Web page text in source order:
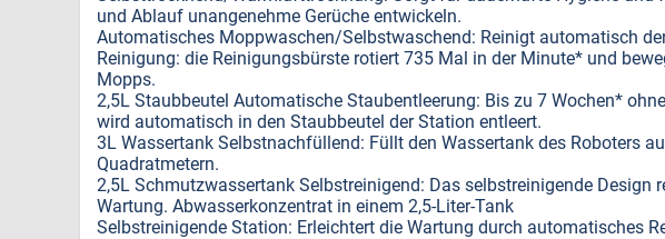
und Ablauf unangenehme Gerüche entwickeln.
Automatisches Moppwaschen/Selbstwaschend: Reinigt automatisch
Reinigung: die Reinigungsbürste rotiert 735 Mal in der Minute* und
Mopps.
2,5L Staubbeutel Automatische Staubentleerung: Bis zu 7 Wochen*
wird automatisch in den Staubbeutel der Station entleert.
3L Wassertank​ Selbstnachfüllend: Füllt den Wassertank des Roboters
Quadratmetern.
2,5L Schmutzwassertank​ Selbstreinigend: Das selbstreinigende Design
Wartung. Abwasserkonzentrat in einem 2,5-Liter-Tank
Selbstreinigende Station: Erleichtert die Wartung durch automatisches